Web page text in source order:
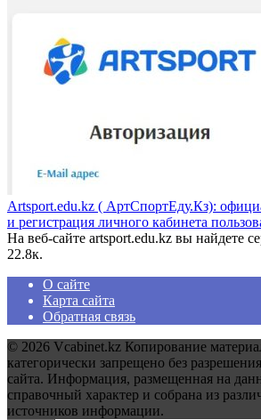
Artsport.edu.kz ( АртСпортЕду.Кз):
и регистрация личного кабинета
На веб-сайте artsport.edu.kz вы найдете
22.8к.
О сайте
Карта сайта
Обратная связь
© 2026 Vcabinet.kz Копирование
категорически запрещено без
сайта. Информация, размещенная на
справочный характер и собрана из
источников информации.